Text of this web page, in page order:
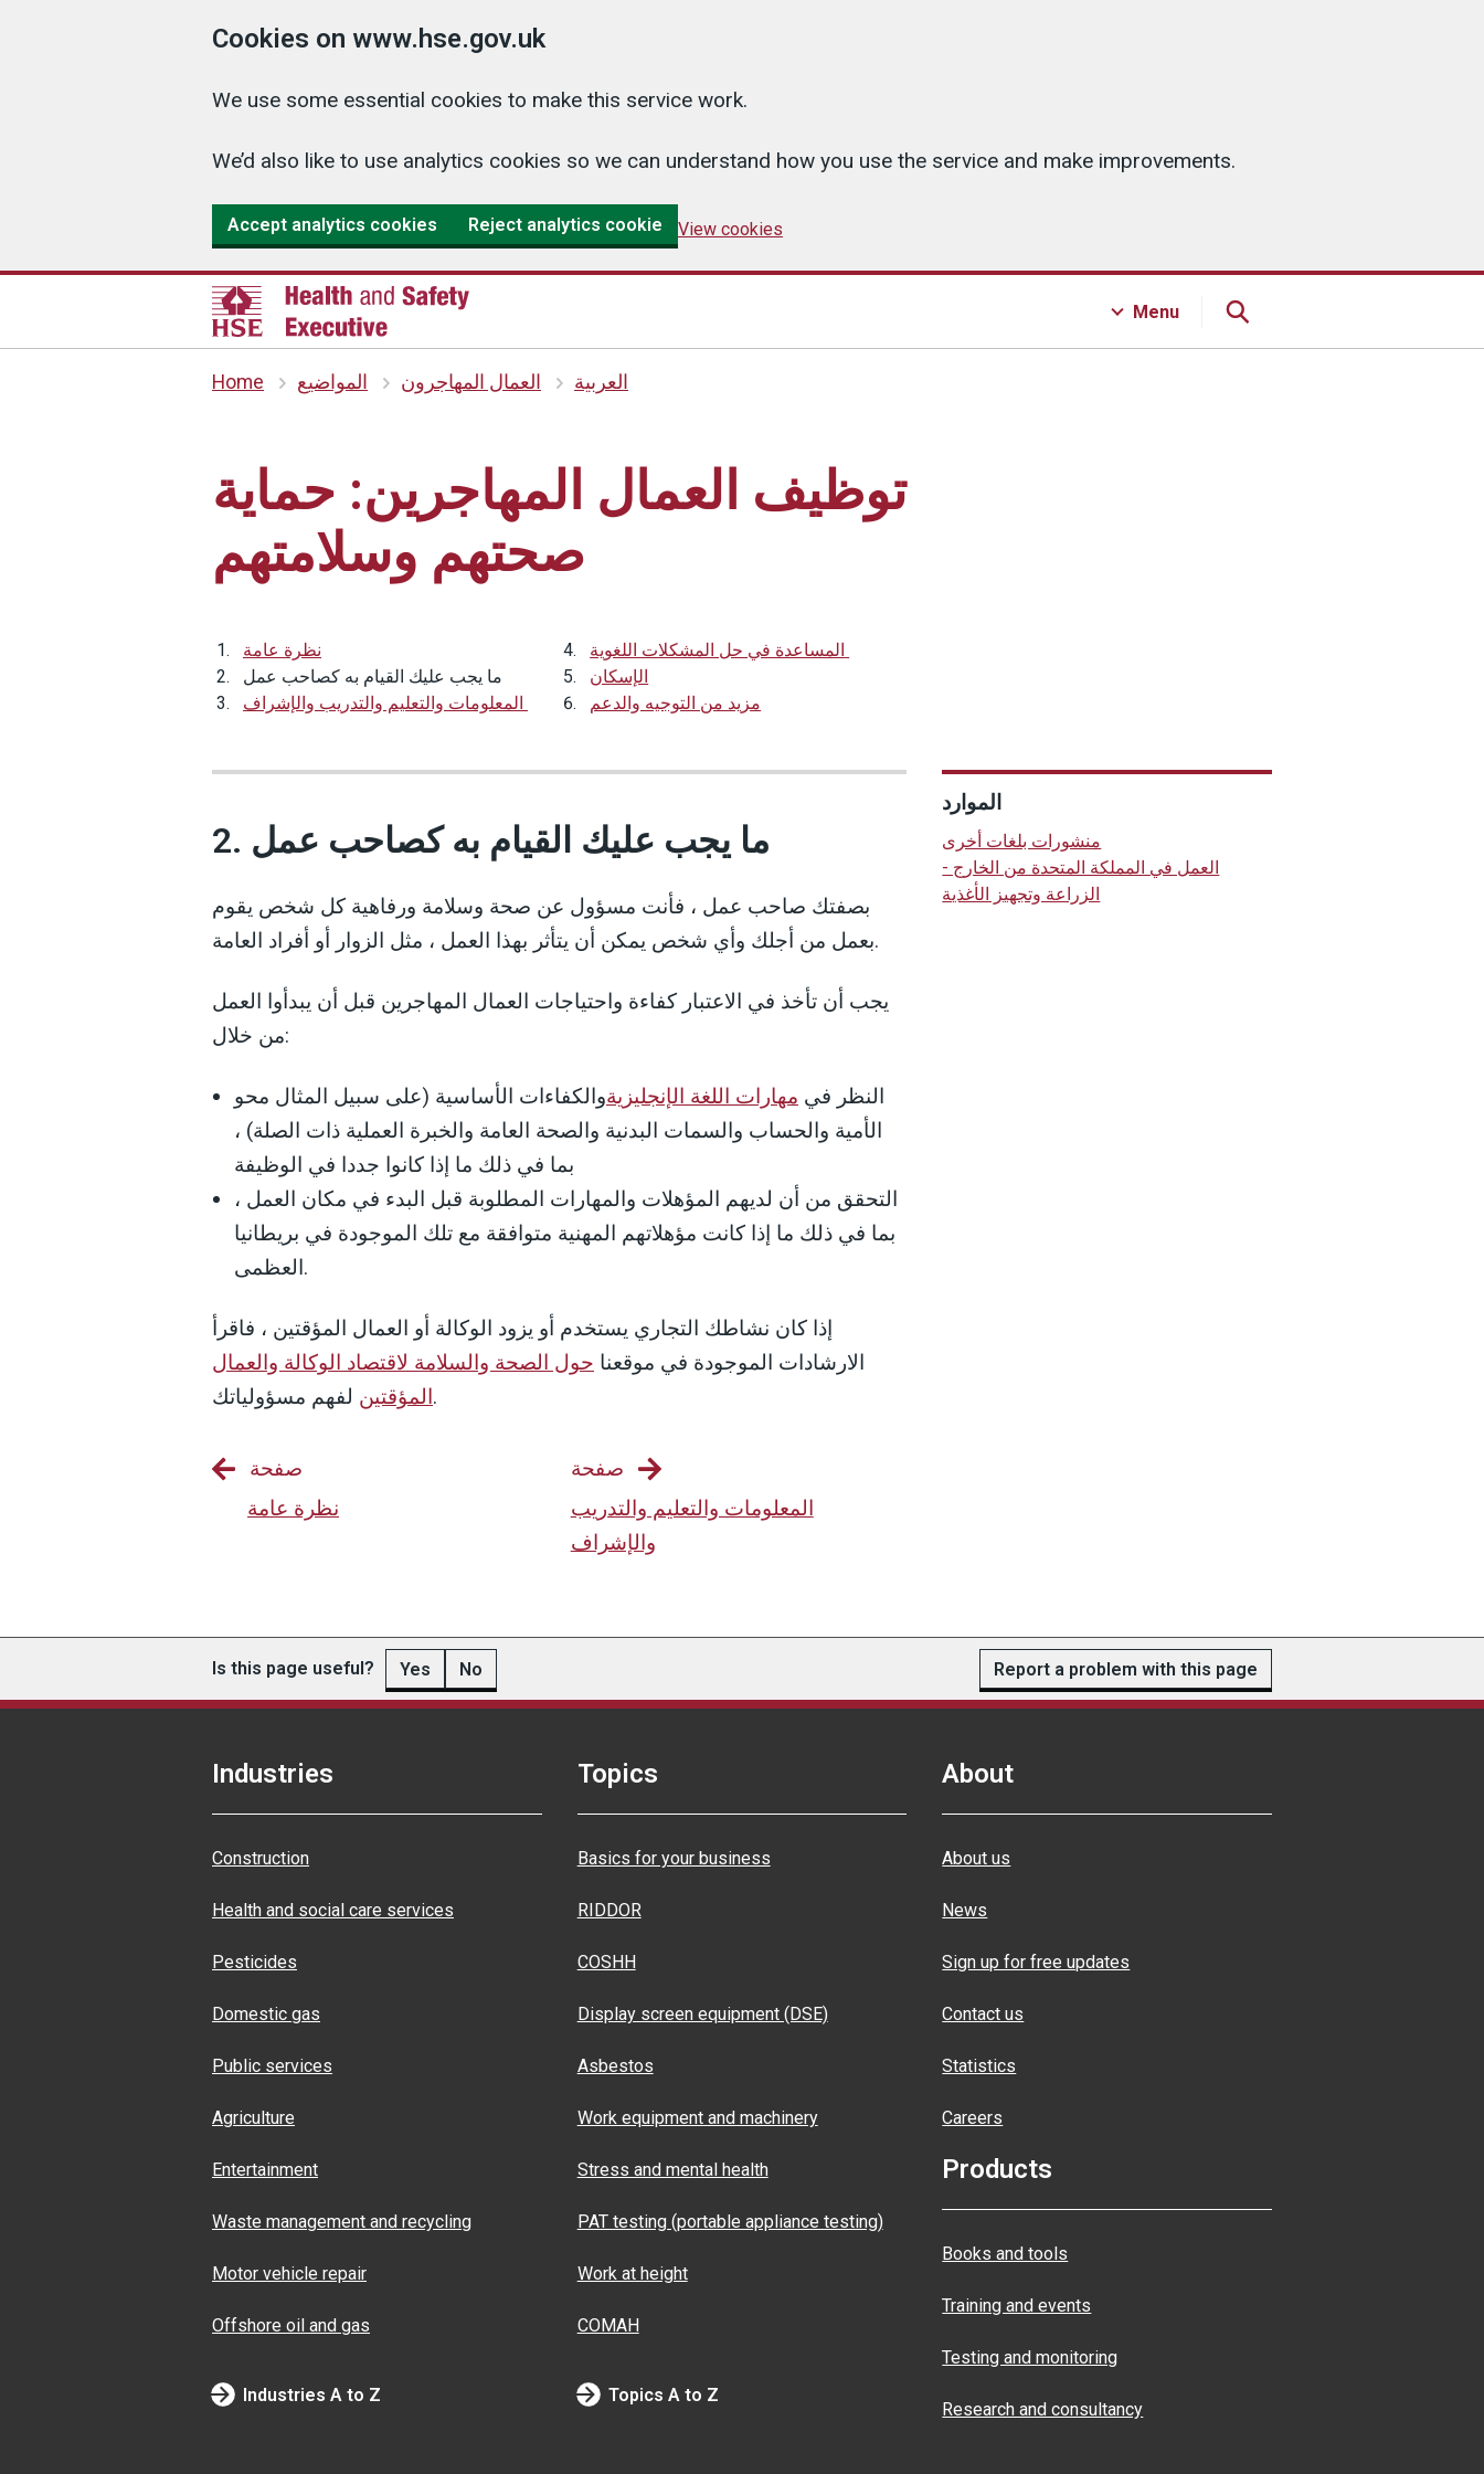
Cookies on www.hse.gov.uk
We use some essential cookies to make this service work.
We’d also like to use analytics cookies so we can understand how you use the service and make improvements.
Accept analytics cookies Reject analytics cookie View cookies
Menu
Home المواضيع العمال المهاجرون العربية
توظيف العمال المهاجرين: حماية
صحتهم وسلامتهم
نظرة عامة
ما يجب عليك القيام به كصاحب عمل
الإسكان
مزيد من التوجيه والدعم
2. ما يجب عليك القيام به كصاحب عمل
بصفتك صاحب عمل ، فأنت مسؤول عن صحة وسلامة ورفاهية كل شخص يقوم
بعمل من أجلك وأي شخص يمكن أن يتأثر بهذا العمل ، مثل الزوار أو أفراد العامة.
يجب أن تأخذ في الاعتبار كفاءة واحتياجات العمال المهاجرين قبل أن يبدأوا العمل
من خلال:
النظر في مهارات اللغة الإنجليزيةوالكفاءات الأساسية (على سبيل المثال محو
الأمية والحساب والسمات البدنية والصحة العامة والخبرة العملية ذات الصلة) ،
بما في ذلك ما إذا كانوا جددا في الوظيفة
التحقق من أن لديهم المؤهلات والمهارات المطلوبة قبل البدء في مكان العمل ،
بما في ذلك ما إذا كانت مؤهلاتهم المهنية متوافقة مع تلك الموجودة في بريطانيا
العظمى.
إذا كان نشاطك التجاري يستخدم أو يزود الوكالة أو العمال المؤقتين ، فاقرأ
الارشادات الموجودة في موقعنا حول الصحة والسلامة لاقتصاد الوكالة والعمال
المؤقتينلفهم مسؤولياتك.
صفحة
نظرة عامة
صفحة
المعلومات والتعليم والتدريب
والإشراف
الموارد
منشورات بلغات أخرى
العمل في المملكة المتحدة من الخارج -
الزراعة وتجهيز الأغذية
Is this page useful? Yes No Report a problem with this page
Industries
Construction
Health and social care services
Pesticides
Domestic gas
Public services
Agriculture
Entertainment
Waste management and recycling
Motor vehicle repair
Offshore oil and gas
Industries A to Z
Topics
Basics for your business
RIDDOR
COSHH
Display screen equipment (DSE)
Asbestos
Work equipment and machinery
Stress and mental health
PAT testing (portable appliance testing)
Work at height
COMAH
Topics A to Z
About
About us
News
Sign up for free updates
Contact us
Statistics
Careers
Products
Books and tools
Training and events
Testing and monitoring
Research and consultancy